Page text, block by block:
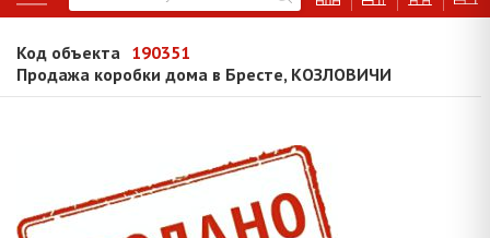
Код объекта 190351
Продажа коробки дома в Бресте, КОЗЛОВИЧИ